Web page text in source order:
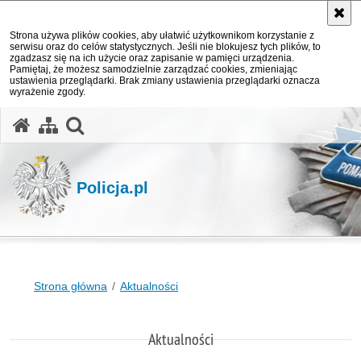
Strona używa plików cookies, aby ułatwić użytkownikom korzystanie z
serwisu oraz do celów statystycznych. Jeśli nie blokujesz tych plików, to
zgadzasz się na ich użycie oraz zapisanie w pamięci urządzenia.
Pamiętaj, że możesz samodzielnie zarządzać cookies, zmieniając
ustawienia przeglądarki. Brak zmiany ustawienia przeglądarki oznacza
wyrażenie zgody.
Policja.pl
Strona główna Aktualności
Aktualności